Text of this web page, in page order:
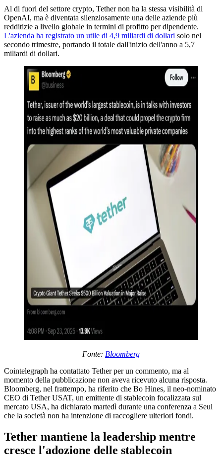
Al di fuori del settore crypto, Tether non ha la stessa visibilità di
OpenAI, ma è diventata silenziosamente una delle aziende più
redditizie a livello globale in termini di profitto per dipendente.
L'azienda ha registrato un utile di 4,9 miliardi di dollari solo nel
secondo trimestre, portando il totale dall'inizio dell'anno a 5,7
miliardi di dollari.
Fonte: Bloomberg
Cointelegraph ha contattato Tether per un commento, ma al
momento della pubblicazione non aveva ricevuto alcuna risposta.
Bloomberg, nel frattempo, ha riferito che Bo Hines, il neo-nominato
CEO di Tether USAT, un emittente di stablecoin focalizzata sul
mercato USA, ha dichiarato martedì durante una conferenza a Seul
che la società non ha intenzione di raccogliere ulteriori fondi.
Tether mantiene la leadership mentre
cresce l'adozione delle stablecoin